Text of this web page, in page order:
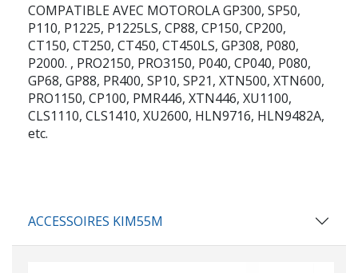
COMPATIBLE AVEC MOTOROLA GP300, SP50,
P110, P1225, P1225LS, CP88, CP150, CP200,
CT150, CT250, CT450, CT450LS, GP308, P080,
P2000. , PRO2150, PRO3150, P040, CP040, P080,
GP68, GP88, PR400, SP10, SP21, XTN500, XTN600,
PRO1150, CP100, PMR446, XTN446, XU1100,
CLS1110, CLS1410, XU2600, HLN9716, HLN9482A,
etc.
ACCESSOIRES KIM55M